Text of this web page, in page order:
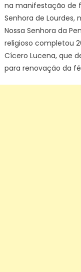
na manifestação de
Senhora de Lourdes,
Nossa Senhora da
religioso completou
Cícero Lucena, que
para renovação da